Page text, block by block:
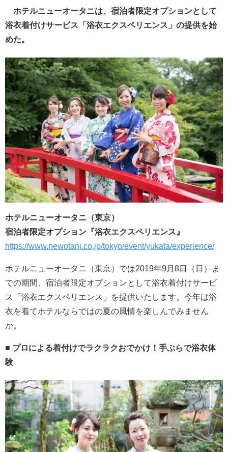
ホテルニューオータニは、宿泊者限定オプションとして
浴衣着付けサービス「浴衣エクスペリエンス」の提供を始
めた。
ホテルニューオータニ（東京）
宿泊者限定オプション『浴衣エクスペリエンス』
https://www.newotani.co.jp/tokyo/event/yukata/experience/
ホテルニューオータニ（東京）では2019年9月8日（日）ま
での期間、宿泊者限定オプションとして浴衣着付けサービ
ス「浴衣エクスペリエンス」を提供いたします。今年は浴
衣を着てホテルならではの夏の風情を楽しんでみません
か。
■ プロによる着付けでラクラクおでかけ！手ぶらで浴衣体
験